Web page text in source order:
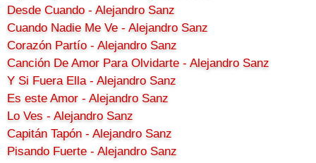
Desde Cuando - Alejandro Sanz
Cuando Nadie Me Ve - Alejandro Sanz
Corazón Partío - Alejandro Sanz
Canción De Amor Para Olvidarte - Alejandro Sanz
Y Si Fuera Ella - Alejandro Sanz
Es este Amor - Alejandro Sanz
Lo Ves - Alejandro Sanz
Capitán Tapón - Alejandro Sanz
Pisando Fuerte - Alejandro Sanz